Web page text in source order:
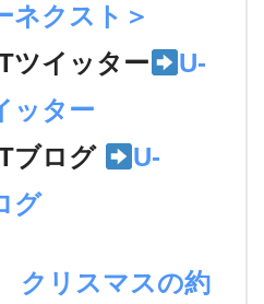
ネクスト＞
ツイッター
U-
ッター
ブログ
U-
グ
クリスマスの約